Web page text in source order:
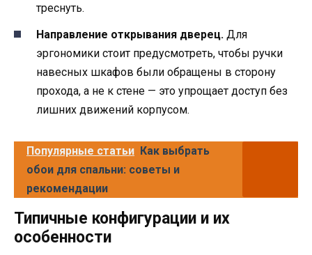
треснуть.
Направление открывания дверец. Для
эргономики стоит предусмотреть, чтобы ручки
навесных шкафов были обращены в сторону
прохода, а не к стене — это упрощает доступ без
лишних движений корпусом.
Популярные статьи Как выбрать
обои для спальни: советы и
рекомендации
Типичные конфигурации и их
особенности